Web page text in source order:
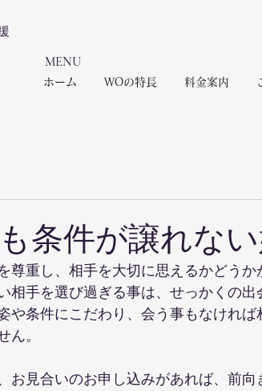
​MENU
ホーム WOの特長 料金案内
条件が譲れな
尊重し、相手を大切に思えるかどう
相手を選び過ぎる事は、せっかくの
や条件にこだわり、会う事もなけれ
ん。
お見合いのお申し込みがあれば、前